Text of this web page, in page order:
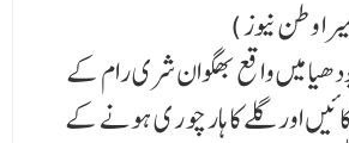
میں واقع بھگوان شری رام کے
اور گلے کا ہار چو ر ی ہونے کے